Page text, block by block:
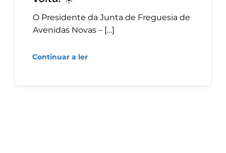
O Presidente da Junta de Freguesia de
Avenidas Novas – […]
Continuar a ler